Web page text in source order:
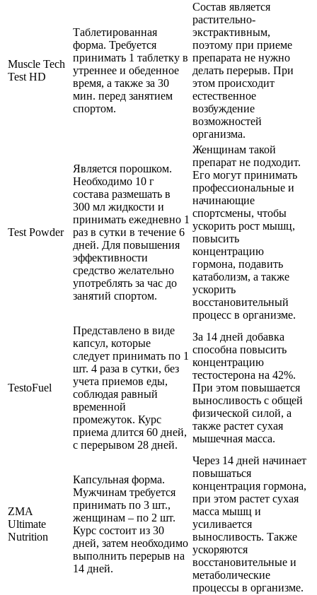
Muscle Tech
Test HD
Таблетированная
форма. Требуется
принимать 1 таблетку в
утреннее и обеденное
время, а также за 30
мин. перед занятием
спортом.
Состав является
растительно-
экстрактивным,
поэтому при приеме
препарата не нужно
делать перерыв. При
этом происходит
естественное
возбуждение
возможностей
организма.
Test Powder
Является порошком.
Необходимо 10 г
состава размешать в
300 мл жидкости и
принимать ежедневно 1
раз в сутки в течение 6
дней. Для повышения
эффективности
средство желательно
употреблять за час до
занятий спортом.
Женщинам такой
препарат не подходит.
Его могут принимать
профессиональные и
начинающие
спортсмены, чтобы
ускорить рост мышц,
повысить
концентрацию
гормона, подавить
катаболизм, а также
ускорить
восстановительный
процесс в организме.
TestoFuel
Представлено в виде
капсул, которые
следует принимать по 1
шт. 4 раза в сутки, без
учета приемов еды,
соблюдая равный
временной
промежуток. Курс
приема длится 60 дней,
с перерывом 28 дней.
За 14 дней добавка
способна повысить
концентрацию
тестостерона на 42%.
При этом повышается
выносливость с общей
физической силой, а
также растет сухая
мышечная масса.
ZMA
Ultimate
Nutrition
Капсульная форма.
Мужчинам требуется
принимать по 3 шт.,
женщинам – по 2 шт.
Курс состоит из 30
дней, затем необходимо
выполнить перерыв на
14 дней.
Через 14 дней начинает
повышаться
концентрация гормона,
при этом растет сухая
масса мышц и
усиливается
выносливость. Также
ускоряются
восстановительные и
метаболические
процессы в организме.